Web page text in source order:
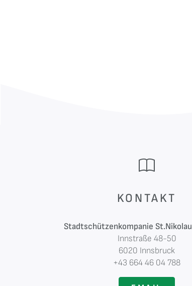
KONTAKT
Stadtschützenkompanie
Innstraße 48-50
6020 Innsbruck
+43 664 46 04 788